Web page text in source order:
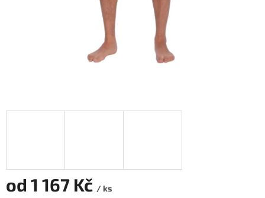
od 1 167 Kč / ks